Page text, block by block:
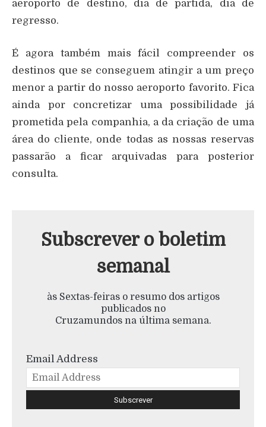
aeroporto de destino, dia de partida, dia de
regresso.
É agora também mais fácil compreender os
destinos que se conseguem atingir a um preço
menor a partir do nosso aeroporto favorito. Fica
ainda por concretizar uma possibilidade já
prometida pela companhia, a da criação de uma
área do cliente, onde todas as nossas reservas
passarão a ficar arquivadas para posterior
consulta.
Subscrever o boletim
semanal
às Sextas-feiras o resumo dos artigos
publicados no
Cruzamundos na última semana.
Email Address